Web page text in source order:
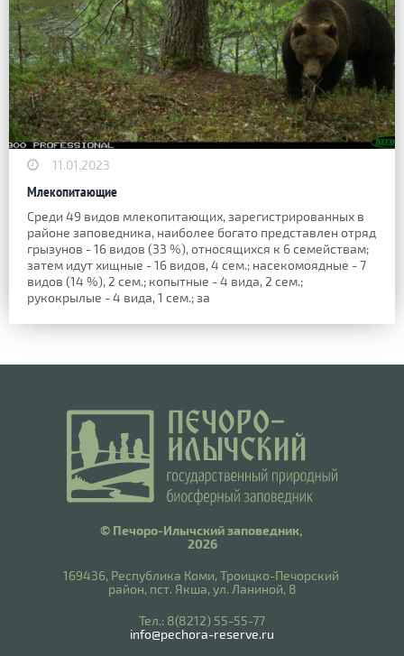
11.01.2023
Млекопитающие
Среди 49 видов млекопитающих, зарегистрированных в
районе заповедника, наиболее богато представлен отряд
грызунов - 16 видов (33 %), относящихся к 6 семействам;
затем идут хищные - 16 видов, 4 сем.; насекомоядные - 7
видов (14 %), 2 сем.; копытные - 4 вида, 2 сем.;
рукокрылые - 4 вида, 1 сем.; за
© Печоро-Илычский заповедник,
2026
169436, Республика Коми, Троицко-Печорский
район, пст. Якша, ул. Ланиной, 8
​Тел.: 8(8212) 55-55-77
info@pechora-reserve.ru